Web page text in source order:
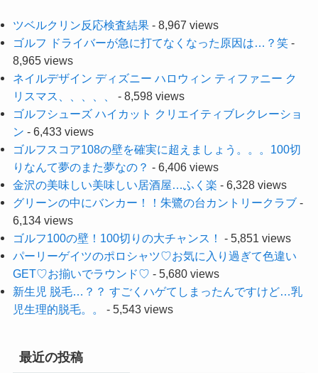
ツベルクリン反応検査結果- 8,967 views
ゴルフ ドライバーが急に打てなくなった原因は…？笑-
8,965 views
ネイルデザイン ディズニー ハロウィン ティファニー ク
リスマス、、、、、
- 8,598 views
ゴルフシューズ ハイカット クリエイティブレクレーショ
ン - 6,433 views
ゴルフスコア108の壁を確実に超えましょう。。。100切
りなんて夢のまた夢なの？ - 6,406 views
金沢の美味しい美味しい居酒屋…ふく楽 - 6,328 views
グリーンの中にバンカー！！朱鷺の台カントリークラブ-
6,134 views
ゴルフ100の壁！100切りの大チャンス！
- 5,851 views
パーリーゲイツのポロシャツ♡お気に入り過ぎて色違い
GET♡お揃いでラウンド♡ - 5,680 views
新生児 脱毛…？？ すごくハゲてしまったんですけど…乳
児生理的脱毛。。
- 5,543 views
最近の投稿